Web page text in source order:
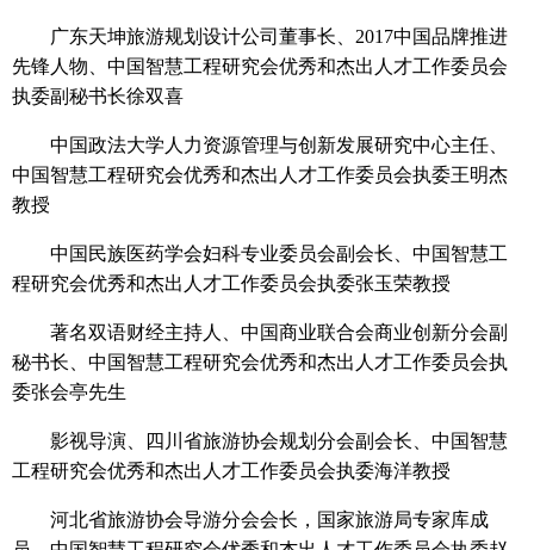
广东天坤旅游规划设计公司董事长、2017中国品牌推进
先锋人物、中国智慧工程研究会优秀和杰出人才工作委员会
执委副秘书长徐双喜
中国政法大学人力资源管理与创新发展研究中心主任、
中国智慧工程研究会优秀和杰出人才工作委员会执委王明杰
教授
中国民族医药学会妇科专业委员会副会长、中国智慧工
程研究会优秀和杰出人才工作委员会执委张玉荣教授
著名双语财经主持人、中国商业联合会商业创新分会副
秘书长、中国智慧工程研究会优秀和杰出人才工作委员会执
委张会亭先生
影视导演、四川省旅游协会规划分会副会长、中国智慧
工程研究会优秀和杰出人才工作委员会执委海洋教授
河北省旅游协会导游分会会长，国家旅游局专家库成